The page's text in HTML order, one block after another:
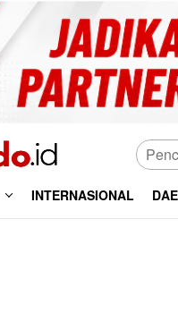
INTERNASIONAL